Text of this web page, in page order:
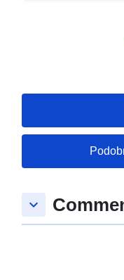
keyboard_arrow_down